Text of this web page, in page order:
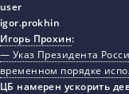
Игорь Прохин:
— Указ Президента
временном порядке
ЦБ намерен ускорить